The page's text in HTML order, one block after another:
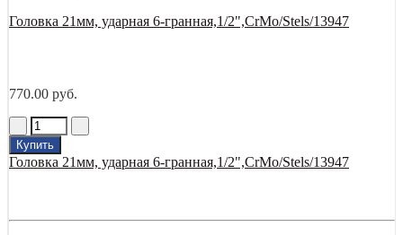
Головка 21мм, ударная 6-гранная,1/2",CrMo/Stels/13947
770.00 руб.
Купить
Головка 21мм, ударная 6-гранная,1/2",CrMo/Stels/13947